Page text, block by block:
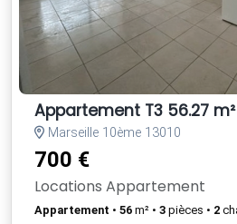
Appartement T3 56.27
Marseille 10ème 13010
700 €
Locations Appartement
Appartement • 56 m² • 3 pièces • 2